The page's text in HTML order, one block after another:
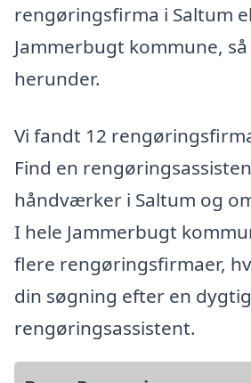
rengøringsfirma i Saltum
Jammerbugt kommune,
herunder.
Vi fandt 12
Find en
håndværker i Saltum og
I hele Jammerbugt
flere rengøringsfirmaer,
din søgning efter en dygtig
rengøringsassistent.